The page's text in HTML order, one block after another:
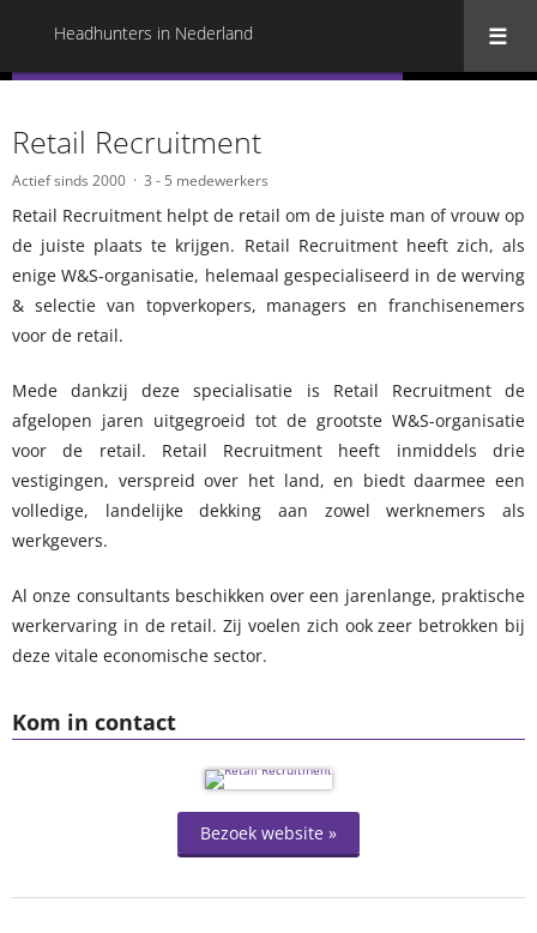
Headhunters in Nederland
Kom in contact
Bezoek website »
Retail Recruitment
Actief sinds 2000 3 - 5 medewerkers
Retail Recruitment helpt de retail om de juiste man of vrouw op
de juiste plaats te krijgen. Retail Recruitment heeft zich, als
enige W&S-organisatie, helemaal gespecialiseerd in de werving
& selectie van topverkopers, managers en franchisenemers
voor de retail.
Mede dankzij deze specialisatie is Retail Recruitment de
afgelopen jaren uitgegroeid tot de grootste W&S-organisatie
voor de retail. Retail Recruitment heeft inmiddels drie
vestigingen, verspreid over het land, en biedt daarmee een
volledige, landelijke dekking aan zowel werknemers als
werkgevers.
Al onze consultants beschikken over een jarenlange, praktische
werkervaring in de retail. Zij voelen zich ook zeer betrokken bij
deze vitale economische sector.